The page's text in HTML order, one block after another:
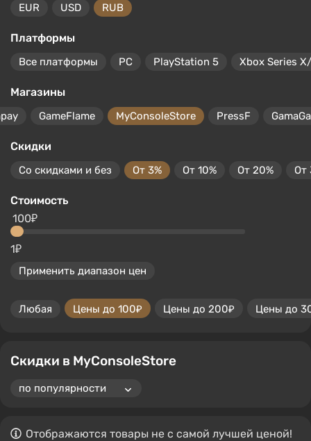
EUR USD RUB
Платформы
Все платформы PC PlayStation 5 Xbox Series
Магазины
GameFlame MyConsoleStore PressF
Скидки
Со скидками и без От 3% От 10% От 20% От
Стоимость
1₽
100₽
Применить диапазон цен
Любая Цены до 100₽ Цены до 200₽ Цены до
Скидки в MyConsoleStore
Отображаются товары не с самой лучшей ценой!